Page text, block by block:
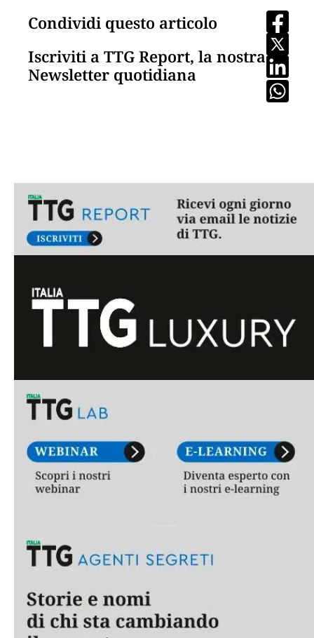
Condividi questo articolo
Iscriviti a TTG Report, la nostra
Newsletter quotidiana